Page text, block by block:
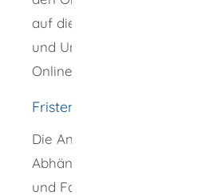
auf dieser Seite. Die
und Unterlagen können
Online-Antrages als
Fristen
Die Anwärterbefugnis
Abhängigkeit der
und Fachkundeprüfung